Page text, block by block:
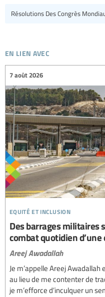
Résolutions Des Congrès
en lien avec
equité et inclusion
7 août 2026
Des barrages militaires
combat quotidien
Areej Awadallah
Je m’appelle Areej
au lieu de me contenter de
je m’efforce d’inculquer un